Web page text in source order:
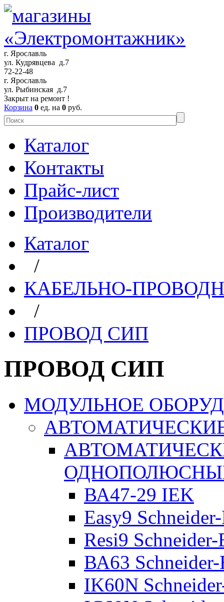
г. Ярославль
ул. Кудрявцева д.7
72-22-48
г. Ярославль
ул. Рыбинская д.7
Закрыт на ремонт !
Корзина 0 ед. на 0 руб.
Каталог
Контакты
Прайс-лист
Производители
Каталог
/
КАБЕЛЬНО-
/
ПРОВОД СИП
ПРОВОД СИП
МОДУЛЬНОЕ
ВА47-29 IEK
Easy9
Resi9
ВА63
IK60N